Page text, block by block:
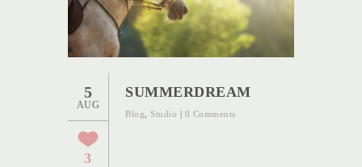
5
AUG
3
SUMMERDREAM
Blog Studio | 0 Comments